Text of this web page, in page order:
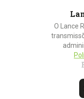
O Lance